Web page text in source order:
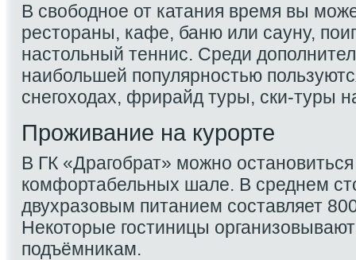
В свободное от катания время вы
рестораны, кафе, баню или сауну,
настольный теннис. Среди
наибольшей популярностью
снегоходах, фрирайд туры, ски-туры
Проживание на курорте
В ГК «Драгобрат» можно
комфортабельных шале. В среднем
двухразовым питанием составляет
Некоторые гостиницы
подъёмникам.